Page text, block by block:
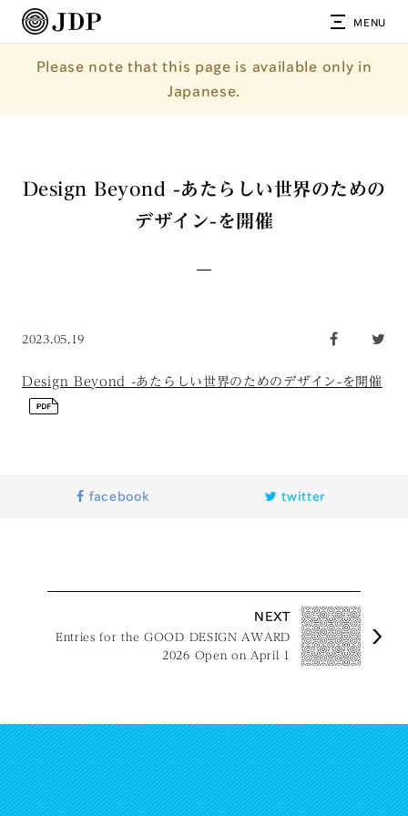
MENU
Please note that this page is available only in
Japanese.
Design Beyond -あたらしい世界のための
デザイン-を開催
2023.05.19
Design Beyond -あたらしい世界のためのデザイン-を開催
facebook twitter
NEXT
Entries for the GOOD DESIGN AWARD
2026 Open on April 1